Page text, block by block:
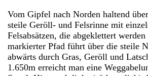
Vom Gipfel nach Norden haltend
steile Geröll- und Felsrinne mit
Felsabsätzen, die abgeklettert
markierter Pfad führt über die steile
abwärts durch Gras, Geröll und
1.650m erreicht man eine